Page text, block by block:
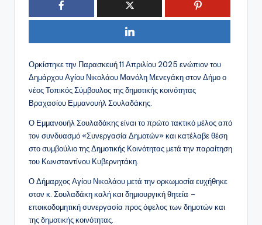
Ορκίστηκε την Παρασκευή 11 Απριλίου 2025 ενώπιον του
Δημάρχου Αγίου Νικολάου Μανόλη Μενεγάκη στον Δήμο ο
νέος Τοπικός Σύμβουλος της δημοτικής κοινότητας
Βραχασίου Εμμανουήλ Σουλαδάκης.
Ο Εμμανουήλ Σουλαδάκης είναι το πρώτο τακτικό μέλος από
τον συνδυασμό «Συνεργασία Δημοτών» και κατέλαβε θέση
στο συμβούλιο της Δημοτικής Κοινότητας μετά την παραίτηση
του Κωνσταντίνου Κυβερνητάκη.
Ο Δήμαρχος Αγίου Νικολάου μετά την ορκωμοσία ευχήθηκε
στον κ. Σουλαδάκη καλή και δημιουργική θητεία –
εποικοδομητική συνεργασία προς όφελος των δημοτών και
της δημοτικής κοινότητας.